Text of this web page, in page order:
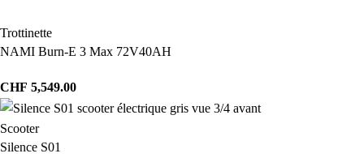
Trottinette
NAMI Burn-E 3 Max 72V40AH
CHF 5,549.00
Scooter
Silence S01